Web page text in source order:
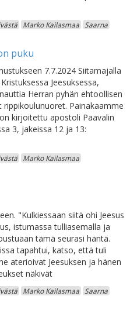
Marko Kailasmaa Saarna
puku
7.7.2024 Siitamajalla
Jeesuksessa,
Herran pyhän ehtoollisen
Painakaamme
kirjoitettu apostoli Paavalin
3, jakeissa 12 ja 13:
Marko Kailasmaa
"Kulkiessaan siitä ohi Jeesus
istumassa tulliasemalla ja
tämä seurasi häntä.
tapahtui, katso, että tuli
aterioivat Jeesuksen ja hänen
näkivät
Marko Kailasmaa Saarna